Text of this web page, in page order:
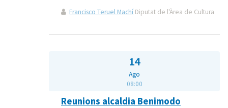
Francisco Teruel Machí Diputat de l'Àrea de Cultura
14
Ago
08:00
Reunions alcaldia Benimodo